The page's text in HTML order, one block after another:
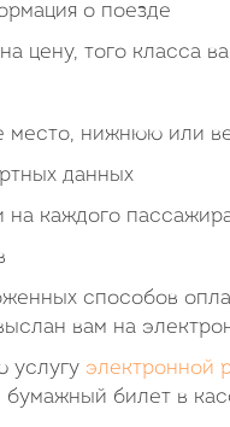
о поезде
цену, того класса
место, нижнюю или
данных
каждого
способов
вам на
услугу электронной
бумажный билет в